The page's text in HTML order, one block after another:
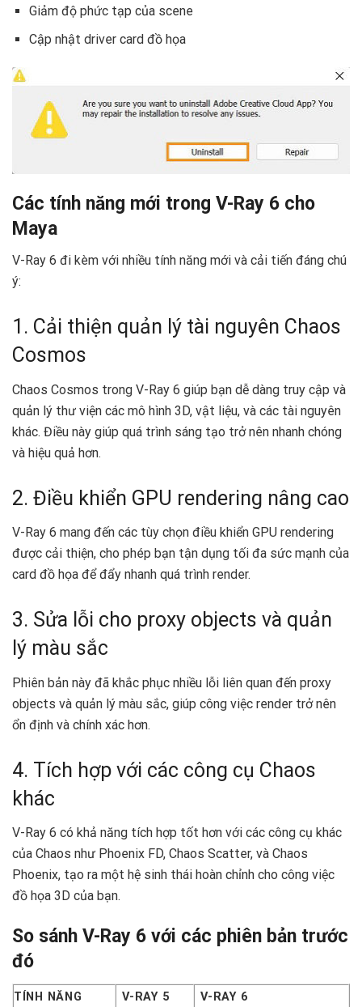
Giảm độ phức tạp của scene
Cập nhật driver card đồ họa
Các tính năng mới trong V-Ray 6 cho
Maya
V-Ray 6 đi kèm với nhiều tính năng mới và cải tiến đáng chú
ý:
1. Cải thiện quản lý tài nguyên Chaos
Cosmos
Chaos Cosmos trong V-Ray 6 giúp bạn dễ dàng truy cập và
quản lý thư viện các mô hình 3D, vật liệu, và các tài nguyên
khác. Điều này giúp quá trình sáng tạo trở nên nhanh chóng
và hiệu quả hơn.
2. Điều khiển GPU rendering nâng cao
V-Ray 6 mang đến các tùy chọn điều khiển GPU rendering
được cải thiện, cho phép bạn tận dụng tối đa sức mạnh của
card đồ họa để đẩy nhanh quá trình render.
3. Sửa lỗi cho proxy objects và quản
lý màu sắc
Phiên bản này đã khắc phục nhiều lỗi liên quan đến proxy
objects và quản lý màu sắc, giúp công việc render trở nên
ổn định và chính xác hơn.
4. Tích hợp với các công cụ Chaos
khác
V-Ray 6 có khả năng tích hợp tốt hơn với các công cụ khác
của Chaos như Phoenix FD, Chaos Scatter, và Chaos
Phoenix, tạo ra một hệ sinh thái hoàn chỉnh cho công việc
đồ họa 3D của bạn.
So sánh V-Ray 6 với các phiên bản trước
đó
TÍNH NĂNG V-RAY 5
V-RAY 6